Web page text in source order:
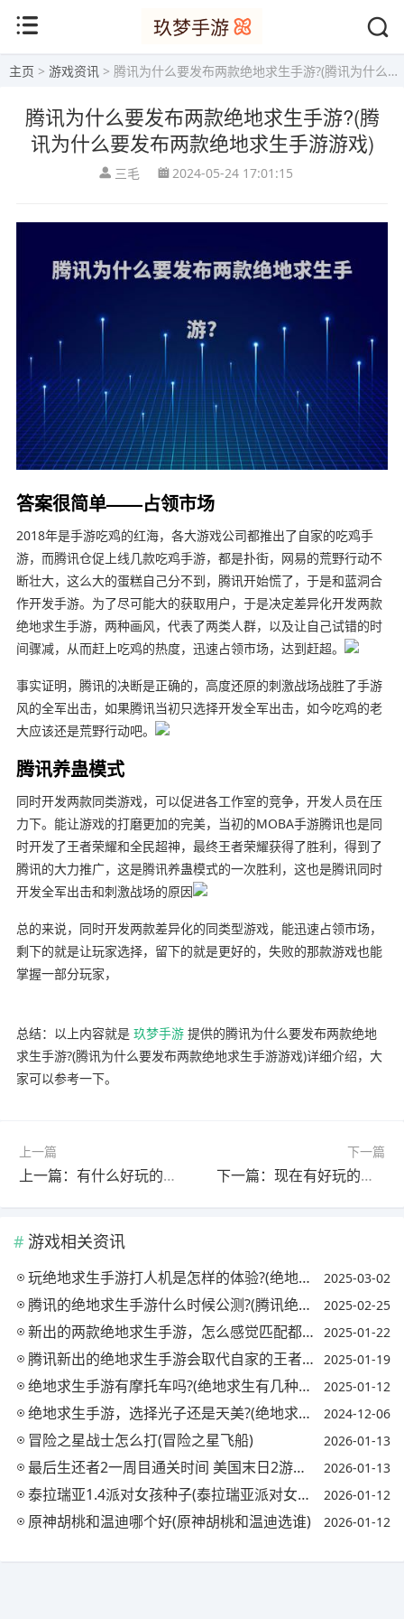
主页 > 游戏资讯 > 腾讯为什么要发布两款绝地求生手游?(腾讯为什么要发布两款绝地求生手游游戏)
腾讯为什么要发布两款绝地求生手游?(腾
讯为什么要发布两款绝地求生手游游戏)
三毛 2024-05-24 17:01:15
答案很简单——占领市场
2018年是手游吃鸡的红海，各大游戏公司都推出了自家的吃鸡手
游，而腾讯仓促上线几款吃鸡手游，都是扑街，网易的荒野行动不
断壮大，这么大的蛋糕自己分不到，腾讯开始慌了，于是和蓝洞合
作开发手游。为了尽可能大的获取用户，于是决定差异化开发两款
绝地求生手游，两种画风，代表了两类人群，以及让自己试错的时
间骤减，从而赶上吃鸡的热度，迅速占领市场，达到赶超。
事实证明，腾讯的决断是正确的，高度还原的刺激战场战胜了手游
风的全军出击，如果腾讯当初只选择开发全军出击，如今吃鸡的老
大应该还是荒野行动吧。
腾讯养蛊模式
同时开发两款同类游戏，可以促进各工作室的竞争，开发人员在压
力下。能让游戏的打磨更加的完美，当初的MOBA手游腾讯也是同
时开发了王者荣耀和全民超神，最终王者荣耀获得了胜利，得到了
腾讯的大力推广，这是腾讯养蛊模式的一次胜利，这也是腾讯同时
开发全军出击和刺激战场的原因
总的来说，同时开发两款差异化的同类型游戏，能迅速占领市场，
剩下的就是让玩家选择，留下的就是更好的，失败的那款游戏也能
掌握一部分玩家，
总结：以上内容就是 玖梦手游提供的腾讯为什么要发布两款绝地
求生手游?(腾讯为什么要发布两款绝地求生手游游戏)详细介绍，大
家可以参考一下。
上一篇
上一篇：有什么好玩的密室逃脱或者解谜类的手机游戏推荐?(密室逃脱解密类游戏推荐)
下一篇
下一篇：现在有好玩的单职业手游吗?打击感很强的那种?(良心单职业手游)
游戏相关资讯
玩绝地求生手游打人机是怎样的体验?(绝地求生 打人机) 2025-03-02
腾讯的绝地求生手游什么时候公测?(腾讯绝地求生什么时候出) 2025-02-25
新出的两款绝地求生手游，怎么感觉匹配都是机器人?(绝地求生也有机器人了?) 2025-01-22
腾讯新出的绝地求生手游会取代自家的王者荣耀吗?(手游绝地求生是腾讯的吗) 2025-01-19
绝地求生手游有摩托车吗?(绝地求生有几种摩托车) 2025-01-12
绝地求生手游，选择光子还是天美?(绝地求生手游,选择光子还是天美) 2024-12-06
冒险之星战士怎么打(冒险之星飞船) 2026-01-13
最后生还者2一周目通关时间 美国末日2游戏时长是多少(最后生还者2一周目多久) 2026-01-13
泰拉瑞亚1.4派对女孩种子(泰拉瑞亚派对女孩原型) 2026-01-12
原神胡桃和温迪哪个好(原神胡桃和温迪选谁) 2026-01-12